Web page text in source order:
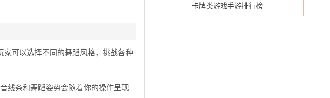
可以选择不同的舞蹈风格，挑战各种
线条和舞蹈姿势会随着你的操作呈现
卡牌类游戏手游排行榜